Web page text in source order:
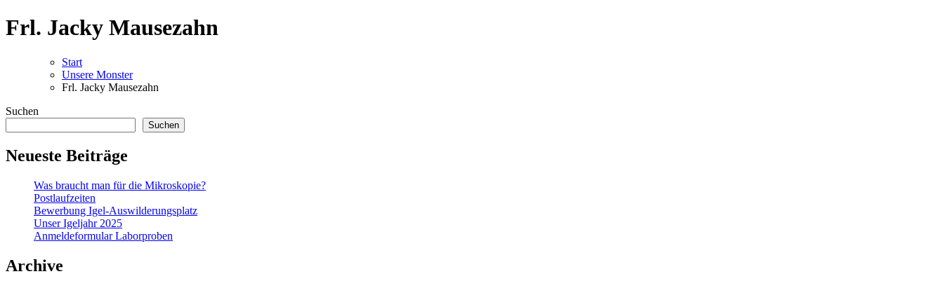
Frl. Jacky Mausezahn
Start
Unsere Monster
Frl. Jacky Mausezahn
Suchen
Suchen
Neueste Beiträge
Was braucht man für die Mikroskopie?
Postlaufzeiten
Bewerbung Igel-Auswilderungsplatz
Unser Igeljahr 2025
Anmeldeformular Laborproben
Archive